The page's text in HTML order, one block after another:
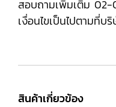
สอบถามเพิ่มเติม 02-
เงื่อนไขเป็นไปตามที่บ
สินค้าเกี่ยวข้อง